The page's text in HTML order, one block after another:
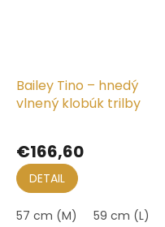
Bailey Tino – hnedý
vlnený klobúk trilby
€166,60
DETAIL
57 cm (M) 59 cm (L)